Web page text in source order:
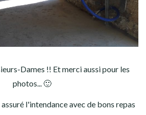
Dames !! Et merci aussi pour les
photos... 🙂
l'intendance avec de bons repas